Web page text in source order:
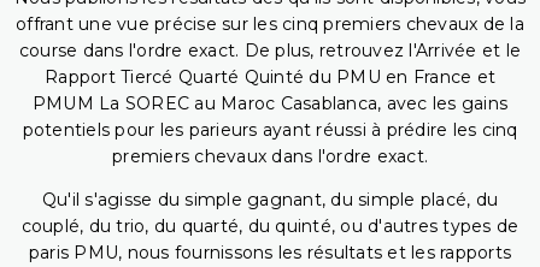
offrant une vue précise sur les cinq premiers chevaux de la
course dans l'ordre exact. De plus, retrouvez l'Arrivée et le
Rapport Tiercé Quarté Quinté du PMU en France et
PMUM La SOREC au Maroc Casablanca, avec les gains
potentiels pour les parieurs ayant réussi à prédire les cinq
premiers chevaux dans l'ordre exact.
Qu'il s'agisse du simple gagnant, du simple placé, du
couplé, du trio, du quarté, du quinté, ou d'autres types de
paris PMU, nous fournissons les résultats et les rapports